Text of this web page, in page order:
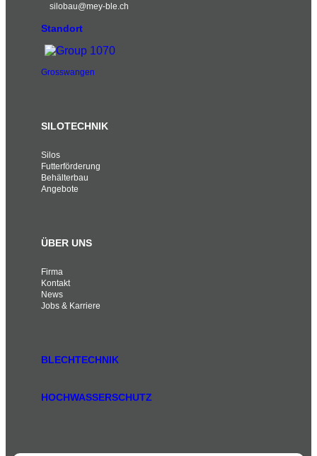
silobau@mey-ble.ch
Standort
Grosswangen
SILOTECHNIK
Silos
Futterförderung
Behälterbau
Angebote
ÜBER UNS
Firma
Kontakt
News
Jobs & Karriere
BLECHTECHNIK
HOCHWASSERSCHUTZ